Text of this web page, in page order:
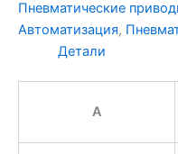
Пневматические
Автоматизация,
Детали
A